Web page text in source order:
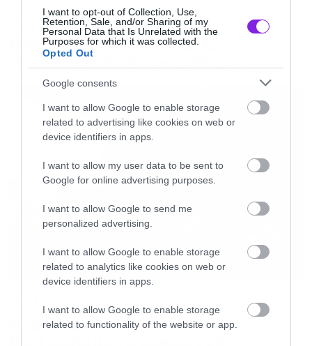
I want to opt-out of Collection, Use,
Retention, Sale, and/or Sharing of my
Personal Data that Is Unrelated with the
Purposes for which it was collected.
Opted Out
Google consents
I want to allow Google to enable storage
related to advertising like cookies on web or
device identifiers in apps.
I want to allow my user data to be sent to
Google for online advertising purposes.
I want to allow Google to send me
personalized advertising.
I want to allow Google to enable storage
related to analytics like cookies on web or
device identifiers in apps.
I want to allow Google to enable storage
related to functionality of the website or app.
Movies
Box Office: Οι καλύτερες
πρεμιέρες όλων των εποχών
Το Brand New Day του Spider-